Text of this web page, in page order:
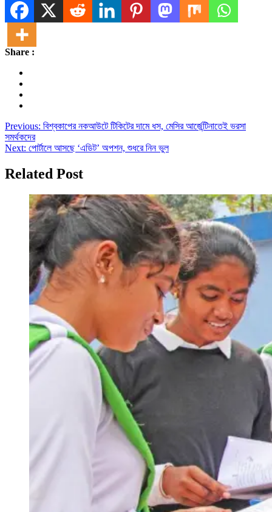
Share
Share :
Post
navigation
Previous: বিশ্বকাপের নকআউটে টিকিটের দামে ধস, মেসির আর্জেন্টিনাতেই ভরসা
সমর্থকদের
Next: পোর্টালে আসছে ‘এডিট’ অপশন, শুধরে নিন ভুল
Related Post